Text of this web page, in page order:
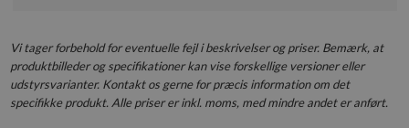
Vi tager forbehold for eventuelle fejl i beskrivelser og priser. Bemærk, at
produktbilleder og specifikationer kan vise forskellige versioner eller
udstyrsvarianter. Kontakt os gerne for præcis information om det
specifikke produkt. Alle priser er inkl. moms, med mindre andet er anført.